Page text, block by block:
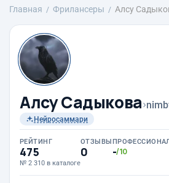
Главная Фрилансеры Алсу
Алсу Садыкова›
Нейросаммари
РЕЙТИНГ
475
№ 2 310 в каталоге
ОТЗЫВЫ
0 -/10